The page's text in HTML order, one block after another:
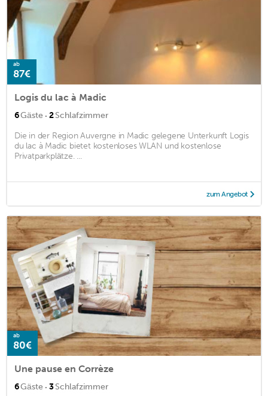
ab
87€
Logis du lac à Madic
6Gäste · 2Schlafzimmer
Die in der Region Auvergne in Madic gelegene Unterkunft Logis
du lac à Madic bietet kostenloses WLAN und kostenlose
Privatparkplätze. ...
zum Angebot
ab
80€
Une pause en Corrèze
6Gäste · 3Schlafzimmer